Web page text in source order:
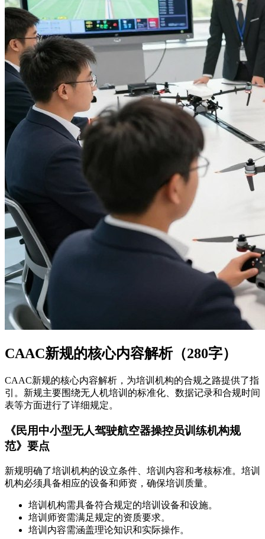
CAAC新规的核心内容解析（280字）
CAAC新规的核心内容解析，为培训机构的合规之路提供了指
引。新规主要围绕无人机培训的标准化、数据记录和合规时间
表等方面进行了详细规定。
《民用中小型无人驾驶航空器操控员训练机构规
范》要点
新规明确了培训机构的设立条件、培训内容和考核标准。培训
机构必须具备相应的设备和师资，确保培训质量。
培训机构需具备符合规定的培训设备和设施。
培训师资需满足规定的资质要求。
培训内容需涵盖理论知识和实际操作。